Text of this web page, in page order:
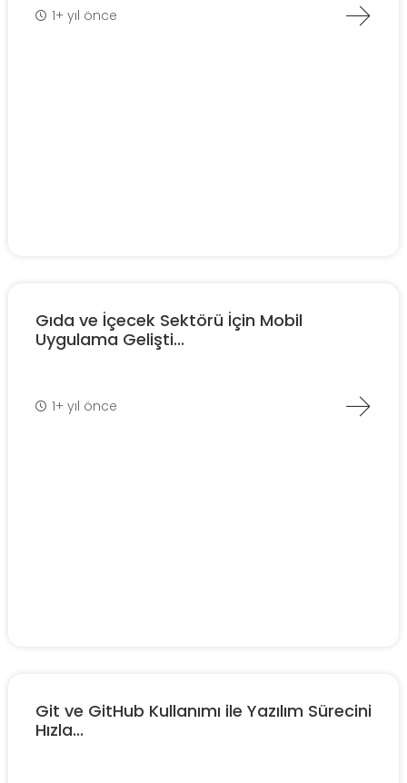
1+ yıl önce
Gıda ve İçecek Sektörü İçin Mobil
Uygulama Gelişti...
1+ yıl önce
Git ve GitHub Kullanımı ile Yazılım Sürecini
Hızla...